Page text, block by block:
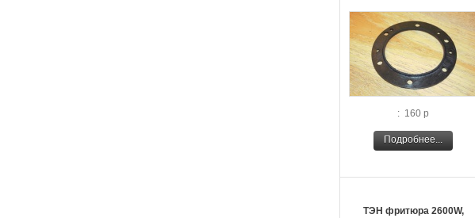
: 160 р
Подробнее...
ТЭН фритюра 2600W,